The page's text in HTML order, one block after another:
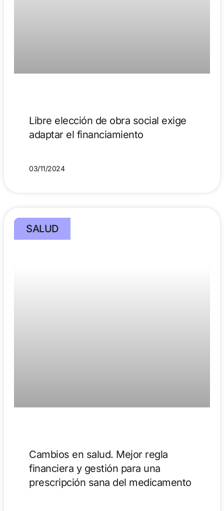
Libre elección de obra social exige
adaptar el financiamiento
03/11/2024
SALUD
Cambios en salud. Mejor regla
financiera y gestión para una
prescripción sana del medicamento